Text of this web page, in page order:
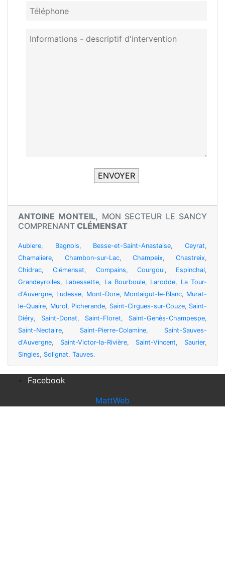
ANTOINE MONTEIL, MON SECTEUR LE SANCY
COMPRENANT CLÉMENSAT
Aubiere, Bagnols, Besse-et-Saint-Anastaise,Ceyrat,
Chamaliere, Chambon-sur-Lac, Champeix, Chastreix,
Chidrac,Clémensat, Compains, Courgoul, Espinchal,
Grandeyrolles, Labessette, La Bourboule, Larodde, La Tour-
d'Auvergne, Ludesse, Mont-Dore, Montaigut-le-Blanc, Murat-
le-Quaire, Murol, Picherande, Saint-Cirgues-sur-Couze, Saint-
Diéry, Saint-Donat, Saint-Floret, Saint-Genès-Champespe,
Saint-Nectaire, Saint-Pierre-Colamine, Saint-Sauves-
d'Auvergne, Saint-Victor-la-Rivière, Saint-Vincent, Saurier,
Singles, Solignat, Tauves.
Facebook
MattWeb